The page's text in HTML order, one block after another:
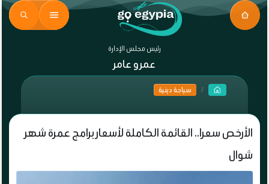
رئيس مجلس الإدارة
عمرو عامر
سياحة دينية
الأرخص سعرا.. القائمة الكاملة لأسعار برامج عمرة شهر
شوال